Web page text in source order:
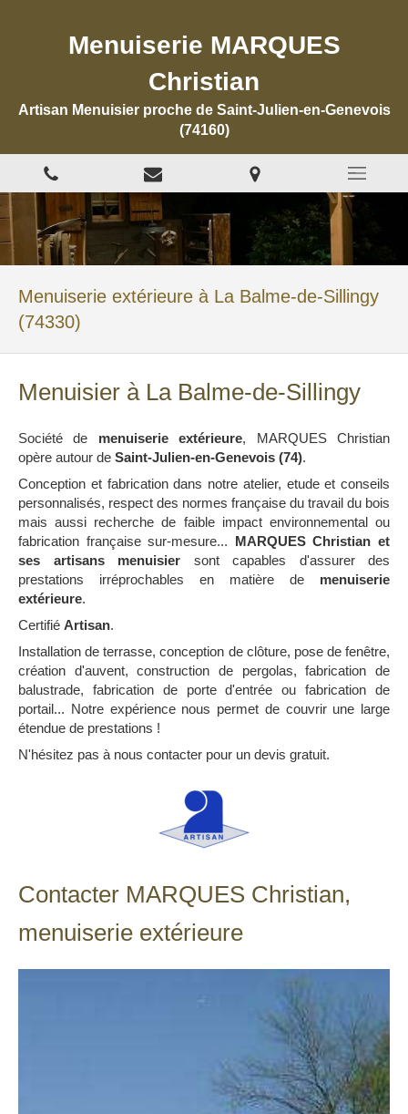
Menuiserie MARQUES
Christian
Artisan Menuisier proche de Saint-Julien-en-Genevois
(74160)
Menuiserie extérieure à La Balme-de-Sillingy
(74330)
Menuisier à La Balme-de-Sillingy
Société de menuiserie extérieure, MARQUES Christian
opère autour de Saint-Julien-en-Genevois (74).
Conception et fabrication dans notre atelier, etude et conseils
personnalisés, respect des normes française du travail du bois
mais aussi recherche de faible impact environnemental ou
fabrication française sur-mesure... MARQUES Christian et
ses artisans menuisier sont capables d'assurer des
prestations irréprochables en matière de menuiserie
extérieure.
Certifié Artisan.
Installation de terrasse, conception de clôture, pose de fenêtre,
création d'auvent, construction de pergolas, fabrication de
balustrade, fabrication de porte d'entrée ou fabrication de
portail... Notre expérience nous permet de couvrir une large
étendue de prestations !
N'hésitez pas à nous contacter pour un devis gratuit.
Contacter MARQUES Christian,
menuiserie extérieure